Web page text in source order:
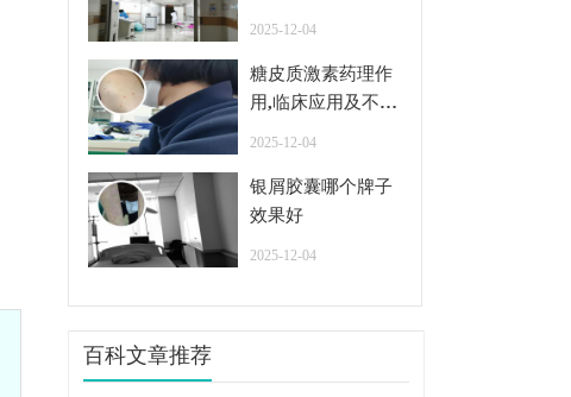
2025-12-04
糖皮质激素药理作
用,临床应用及不良
2025-12-04
银屑胶囊哪个牌子
效果好
2025-12-04
百科文章推荐